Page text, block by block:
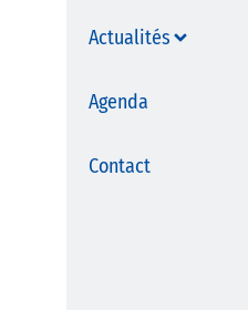
Actualités
Agenda
Contact